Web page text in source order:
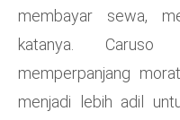
membayar sewa,
katanya.
memperpanjang
menjadi lebih adil